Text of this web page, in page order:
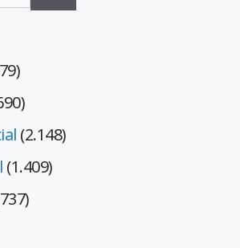
(2.148)
(1.409)